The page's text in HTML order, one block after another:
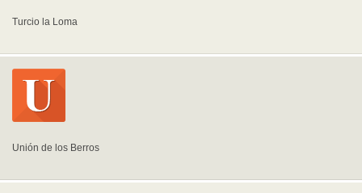
Turcio la Loma
Unión de los Berros